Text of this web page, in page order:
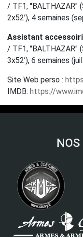
/ TF1, "BALTHAZAR"
2x52’), 4 semaines
Assistant
/ TF1, "BALTHAZAR"
3x52’), 6 semaines
Site Web perso :
IMDB: https://